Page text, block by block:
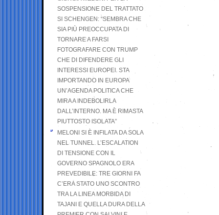
SOSPENSIONE DEL TRATTATO
SI SCHENGEN: “SEMBRA CHE
SIA PIÙ PREOCCUPATA DI
TORNARE A FARSI
FOTOGRAFARE CON TRUMP
CHE DI DIFENDERE GLI
INTERESSI EUROPEI. STA
IMPORTANDO IN EUROPA
UN’AGENDA POLITICA CHE
MIRA A INDEBOLIRLA
DALL’INTERNO. MA È RIMASTA
PIUTTOSTO ISOLATA”
MELONI SI È INFILATA DA SOLA
NEL TUNNEL. L’ESCALATION
DI TENSIONE CON IL
GOVERNO SPAGNOLO ERA
PREVEDIBILE: TRE GIORNI FA
C’ERA STATO UNO SCONTRO
TRA LA LINEA MORBIDA DI
TAJANI E QUELLA DURA DELLA